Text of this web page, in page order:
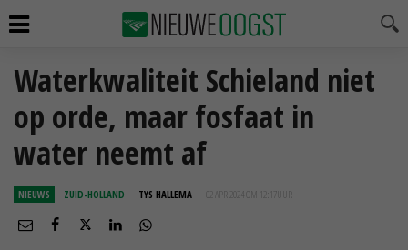
Waterkwaliteit Schieland niet
op orde, maar fosfaat in
water neemt af
NIEUWS ZUID-HOLLAND TYS HALLEMA 02 APR 2024 OM 12:17